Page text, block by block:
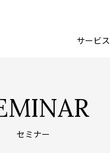
サービス
セミナー